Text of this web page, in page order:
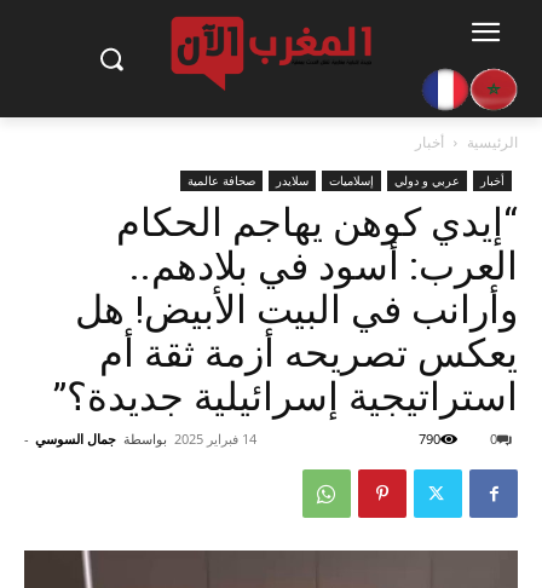
الرئيسية أخبار
أخبار عربي و دولي إسلاميات سلايدر صحافة عالمية
“إيدي كوهن يهاجم الحكام
العرب: أسود في بلادهم..
وأرانب في البيت الأبيض! هل
يعكس تصريحه أزمة ثقة أم
استراتيجية إسرائيلية جديدة؟”
بواسطة جمال السوسي - 14 فبراير 2025 0
790